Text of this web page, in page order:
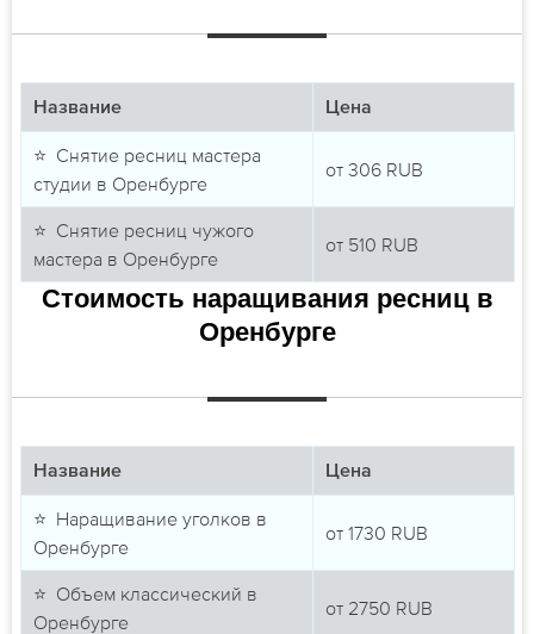
Название Цена
⭐ Снятие ресниц мастера
студии в Оренбурге
от 306 RUB
⭐ Снятие ресниц чужого
мастера в Оренбурге
от 510 RUB
Стоимость наращивания ресниц в
Оренбурге
Название Цена
⭐ Наращивание уголков в
Оренбурге
от 1730 RUB
⭐ Объем классический в
Оренбурге
от 2750 RUB